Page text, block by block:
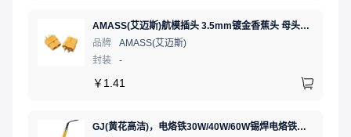
AMASS(艾迈斯)航模插头 3.5mm镀金香蕉头 母头XT60-F.G.Y
品牌
AMASS(艾迈斯)
封装
-
￥ 1.41
GJ(黄花高洁)，电烙铁30W/40W/60W锡焊电烙铁焊接工具电焊笔手机电子维修（内热35W），NO.435(35W)